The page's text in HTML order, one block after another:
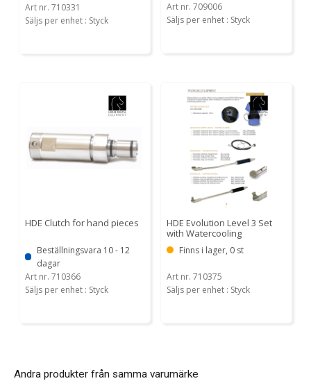
Art nr. 710331
Säljs per enhet : Styck
Art nr. 709006
Säljs per enhet : Styck
HDE Clutch for hand pieces
Beställningsvara 10 - 12
dagar
Art nr. 710366
Säljs per enhet : Styck
HDE Evolution Level 3 Set
with Watercooling
Finns i lager, 0 st
Art nr. 710375
Säljs per enhet : Styck
Andra produkter från samma varumärke